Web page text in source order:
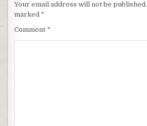
Your email address will not be published.
marked *
Comment *